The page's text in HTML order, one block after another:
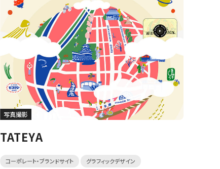
写真撮影
TATEYA
コーポレート・ブランドサイト グラフィックデザイン